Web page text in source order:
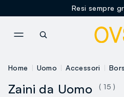
Resi sempre
Home Uomo Accessori
Zaini da Uomo ( 15 )